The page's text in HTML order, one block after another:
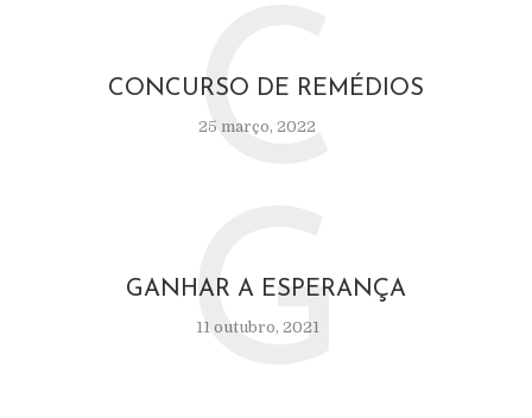
CONCURSO DE REMÉDIOS
25 março, 2022
C
GANHAR A ESPERANÇA
11 outubro, 2021
G